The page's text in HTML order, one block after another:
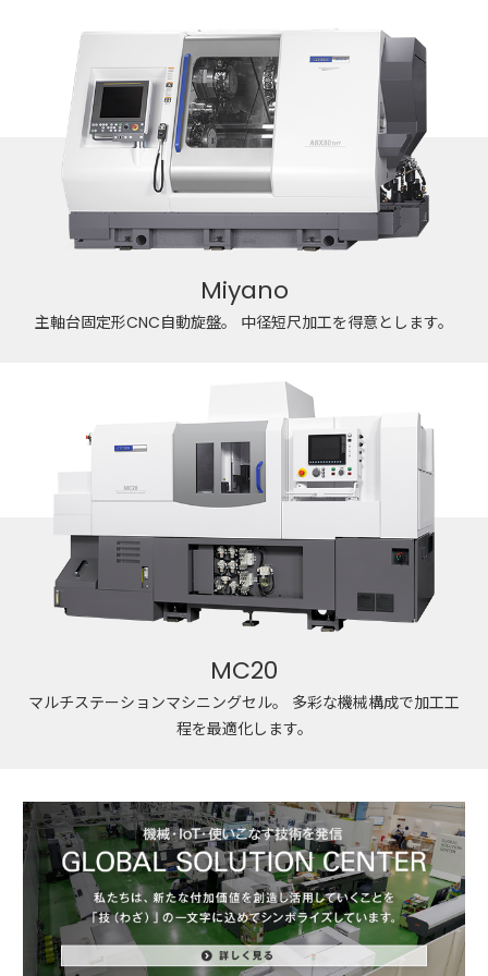
Miyano
主軸台固定形CNC自動旋盤。 中径短尺加工を得意とします。
MC20
マルチステーションマシニングセル。
多彩な機械構成で加工工
程を最適化します。